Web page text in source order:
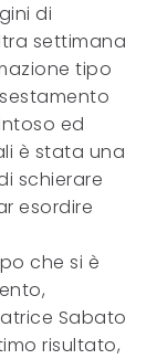
di
settimana
tipo
ed
è stata una
schierare
esordire
che si è
Sabato
risultato,